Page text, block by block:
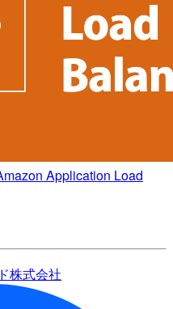
Application Load
株式会社